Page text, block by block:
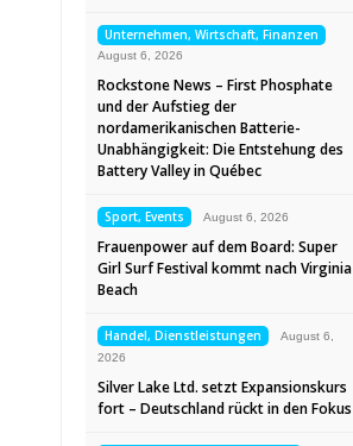
Unternehmen, Wirtschaft, Finanzen
August 6, 2026
Rockstone News – First Phosphate
und der Aufstieg der
nordamerikanischen Batterie-
Unabhängigkeit: Die Entstehung des
Battery Valley in Québec
Sport, Events August 6, 2026
Frauenpower auf dem Board: Super
Girl Surf Festival kommt nach Virginia
Beach
Handel, Dienstleistungen
August 6,
2026
Silver Lake Ltd. setzt Expansionskurs
fort – Deutschland rückt in den Fokus